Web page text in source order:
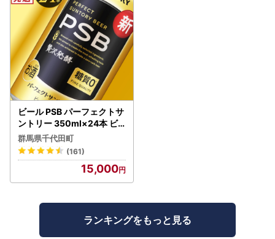
ビール PSB パーフェクトサ
ントリー 350ml×24本 ビ
ール
群馬県千代田町
(161)
15,000
ランキングをもっと見る